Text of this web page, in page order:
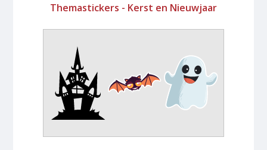
Themastickers - Kerst en Nieuwjaar